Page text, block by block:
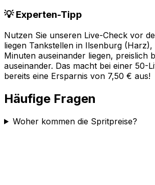
💡 Experten-Tipp
Nutzen Sie unseren Live-Check vor
liegen Tankstellen in Ilsenburg (Harz),
Minuten auseinander liegen, preislich
auseinander. Das macht bei einer 50-
bereits eine Ersparnis von 7,50 € aus!
Häufige Fragen
Woher kommen die Spritpreise?